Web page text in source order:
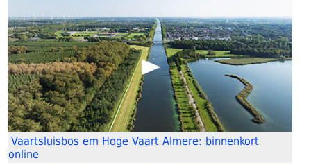
Vaartsluisbos em Hoge Vaart Almere: binnenkort
online